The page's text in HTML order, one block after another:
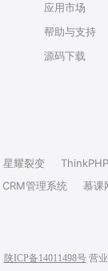
应用市场
帮助与支持
源码下载
星耀裂变 ThinkPHP
CRM管理系统 慕课
陕ICP备14011498号 营